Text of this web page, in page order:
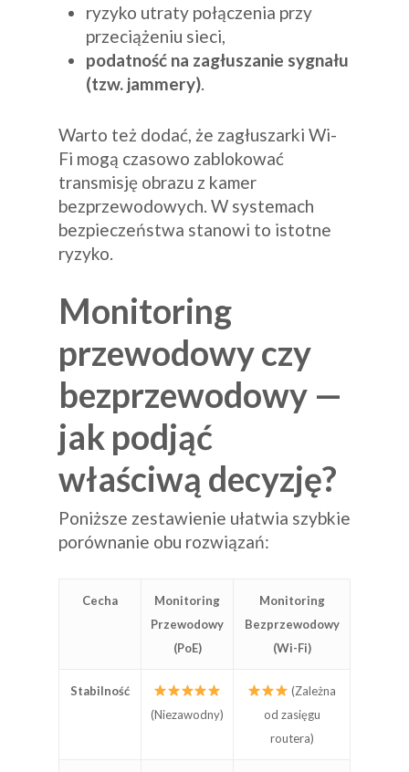
ryzyko utraty połączenia przy
przeciążeniu sieci,
podatność na zagłuszanie sygnału
(tzw. jammery)
Warto też dodać, że zagłuszarki Wi-
Fi mogą czasowo zablokować
transmisję obrazu z kamer
bezprzewodowych. W systemach
bezpieczeństwa stanowi to istotne
ryzyko.
Monitoring
przewodowy czy
bezprzewodowy —
jak podjąć
właściwą decyzję?
Poniższe zestawienie ułatwia szybkie
porównanie obu rozwiązań:
Cecha
Monitoring
Przewodowy
(PoE)
Monitoring
Bezprzewodowy
(Wi-Fi)
Stabilność
(Niezawodny)
(Zależna
od zasięgu
routera)